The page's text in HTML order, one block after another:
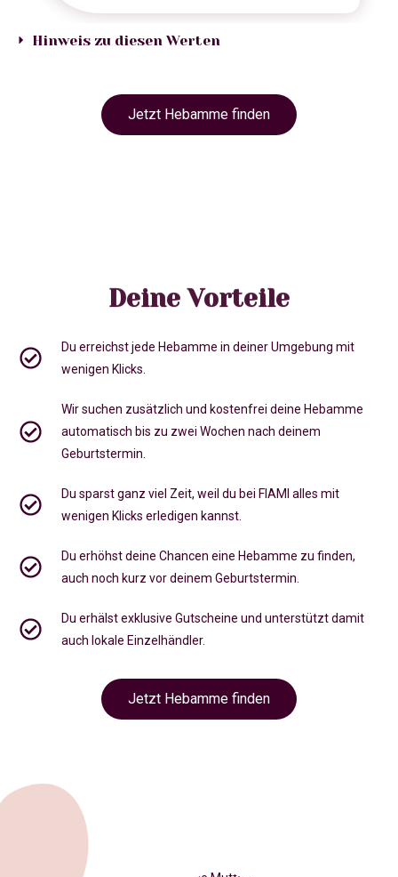
Hinweis zu diesen Werten
Jetzt Hebamme finden
Deine Vorteile
Du erreichst jede Hebamme in deiner Umgebung mit
wenigen Klicks.
Wir suchen zusätzlich und kostenfrei deine Hebamme
automatisch bis zu zwei Wochen nach deinem
Geburtstermin.
Du sparst ganz viel Zeit, weil du bei FIAMI alles mit
wenigen Klicks erledigen kannst.
Du erhöhst deine Chancen eine Hebamme zu finden,
auch noch kurz vor deinem Geburtstermin
Du erhälst exklusive Gutscheine und unterstützt damit
auch lokale Einzelhändler.
Jetzt Hebamme finden